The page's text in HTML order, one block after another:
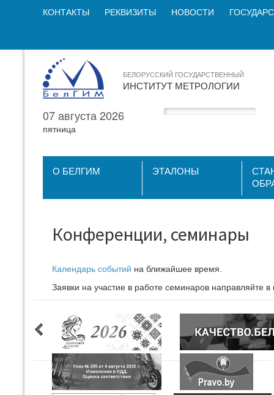
КОНТАКТЫ РЕКВИЗИТЫ НОВОСТИ
БЕЛОРУССКИЙ ГОСУДАРСТВЕННЫЙ
ИНСТИТУТ МЕТРОЛОГИИ
07 августа 2026
пятница
О БЕЛГИМ ЭТАЛОНЫ
Конференции, семинары
Календарь событий на ближайшее время.
Заявки на участие в работе семинаров